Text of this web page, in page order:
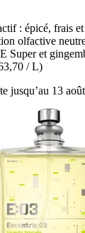
: épicé, frais et
olfactive
Super et
/ L)
jusqu’au 13 août